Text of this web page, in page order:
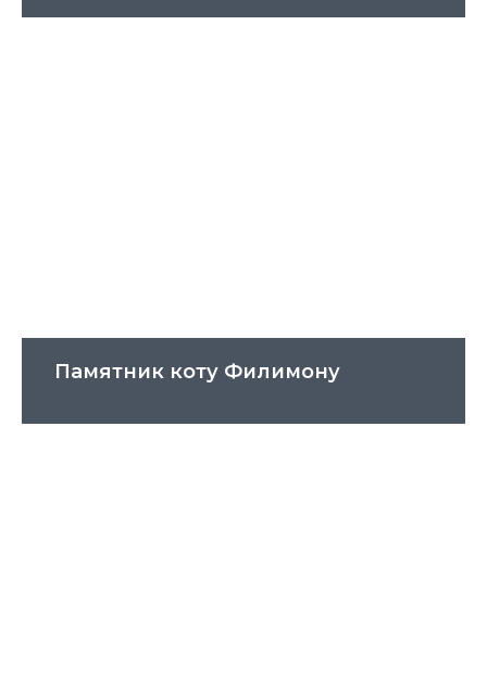
Памятник коту Филимону